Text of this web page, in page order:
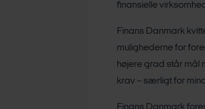
finansielle
Finans Danmark
mulighederne for
højere grad står mål
krav – særligt for